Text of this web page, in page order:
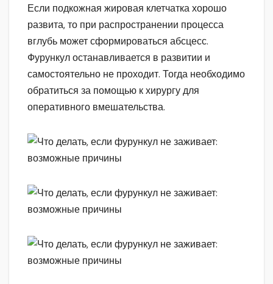
Если подкожная жировая клетчатка хорошо
развита, то при распространении процесса
вглубь может сформироваться абсцесс.
Фурункул останавливается в развитии и
самостоятельно не проходит. Тогда необходимо
обратиться за помощью к хирургу для
оперативного вмешательства.